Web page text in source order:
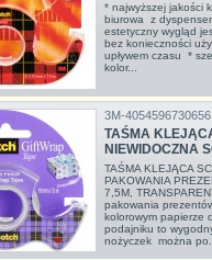
* najwyższej jakości
biurowa z
estetyczny wygląd
bez konieczności
upływem czasu *
kolor...
3M-4054596730656
TAŚMA
NIEWIDOCZNA
TAŚMA KLEJĄCA
PAKOWANIA
7,5M,
pakowania
kolorowym papierze
podajniku to
nożyczek można